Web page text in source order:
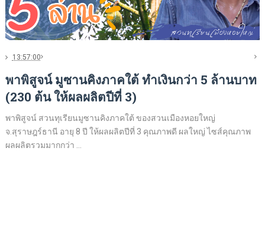
13:57:00
พาพิสูจน์ มูซานคิงภาคใต้ ทำเงินกว่า 5 ล้านบาท
(230 ต้น ให้ผลผลิตปีที่ 3)
พาพิสูจน์ สวนทุเรียนมูซานคิงภาคใต้ ของสวนเมืองหอยใหญ่
จ.สุราษฎร์ธานี อายุ 8 ปี ให้ผลผลิตปีที่ 3 คุณภาพดี ผลใหญ่ ไซส์คุณภาพ
ผลผลิตรวมมากกว่า ...